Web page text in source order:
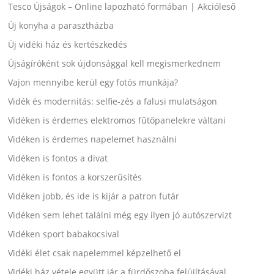
Tesco Újságok – Online lapozható formában | Akcióleső
Új konyha a parasztházba
Új vidéki ház és kertészkedés
Újságíróként sok újdonsággal kell megismerkednem
Vajon mennyibe kerül egy fotós munkája?
Vidék és modernitás: selfie-zés a falusi mulatságon
Vidéken is érdemes elektromos fűtőpanelekre váltani
Vidéken is érdemes napelemet használni
Vidéken is fontos a divat
Vidéken is fontos a korszerűsítés
Vidéken jobb, és ide is kijár a patron futár
Vidéken sem lehet találni még egy ilyen jó autószervizt
Vidéken sport babakocsival
Vidéki élet csak napelemmel képzelhető el